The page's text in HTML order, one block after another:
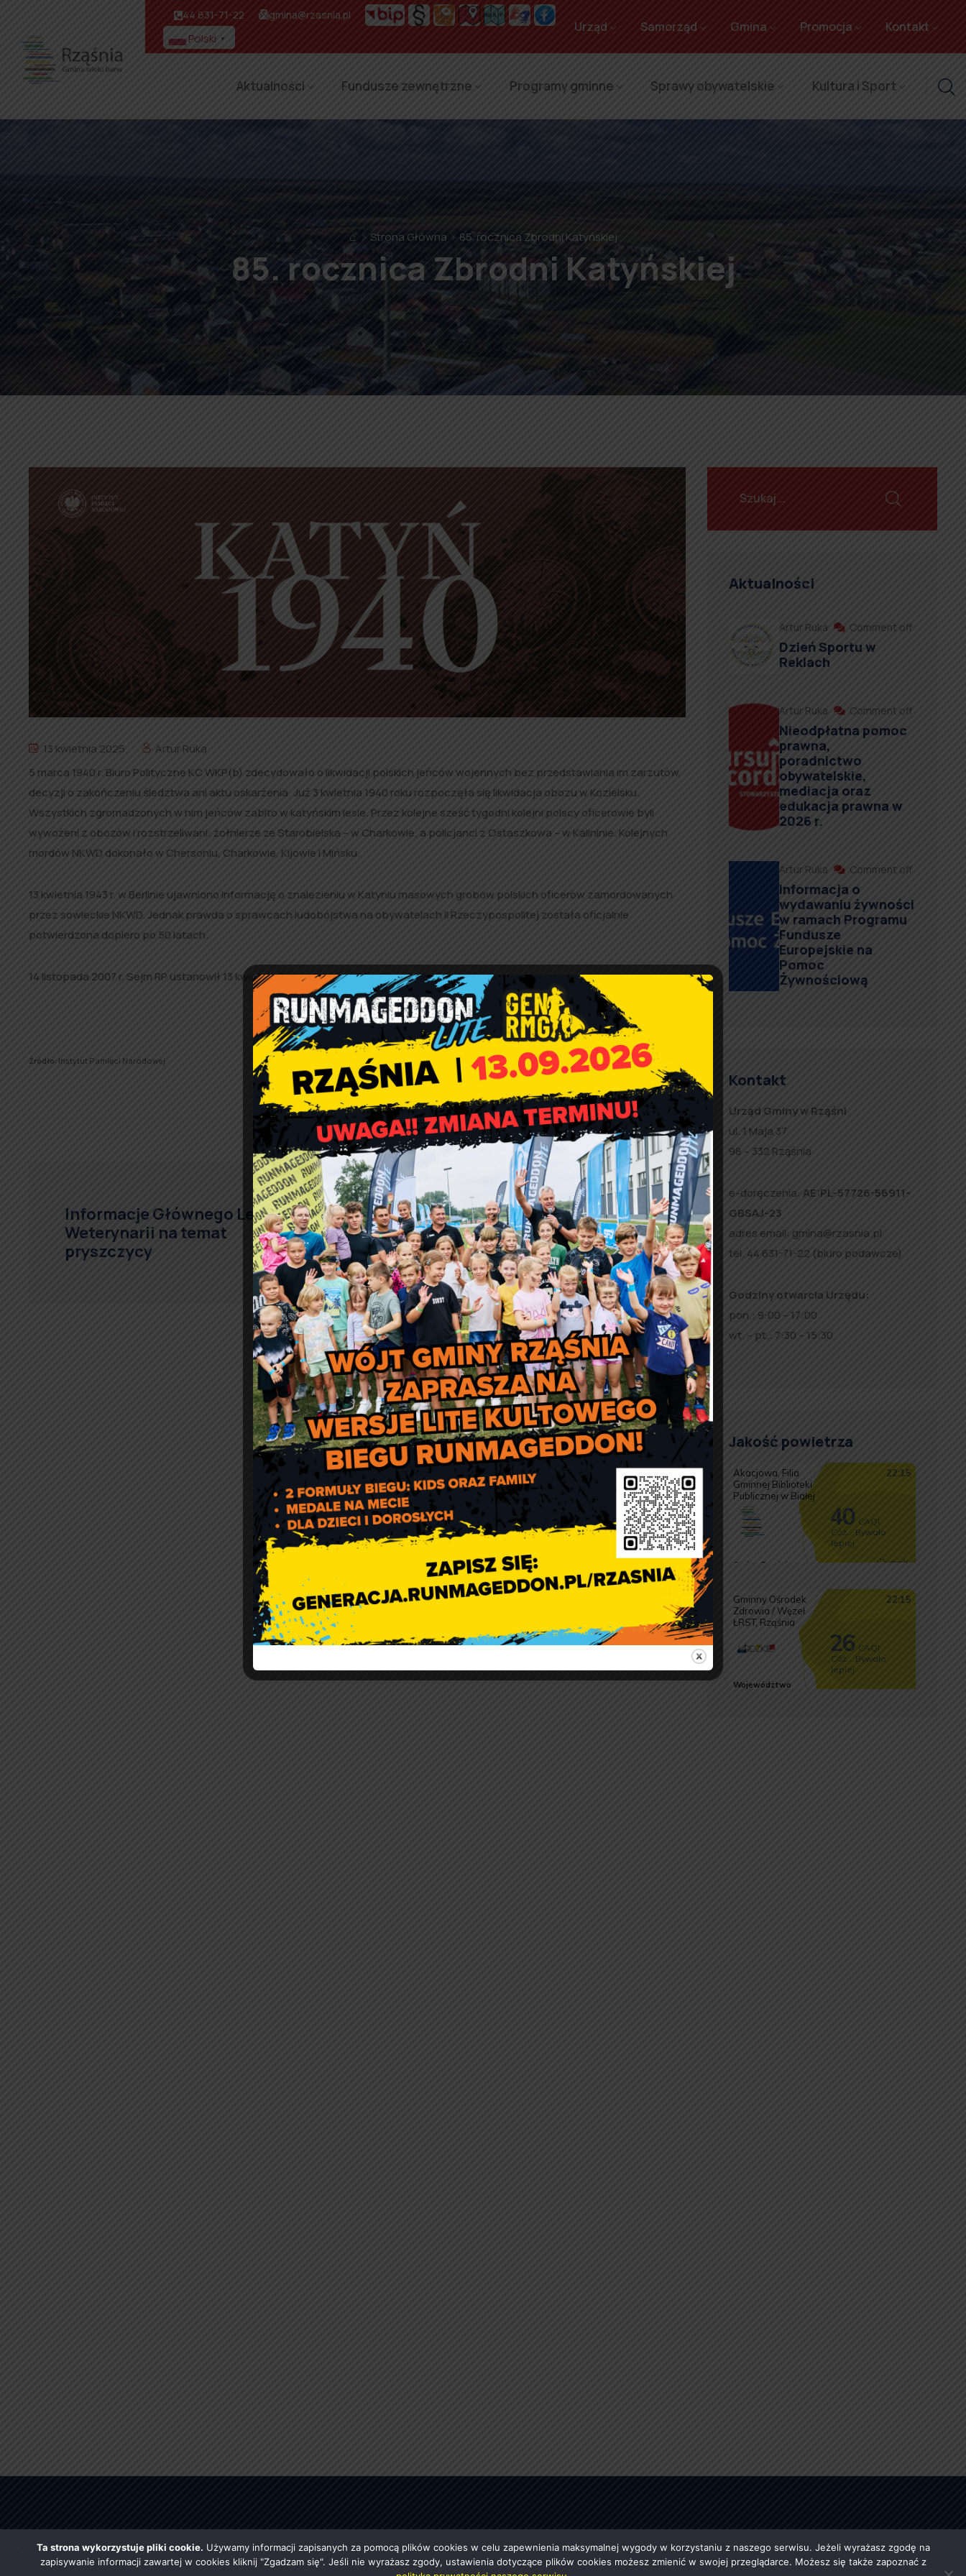
44 631-71-22 gmina@rzasnia.pl
Polski ▼
Urząd Samorząd Gmina Promocja Kontakt
Aktualności Fundusze zewnętrzne Programy gminne Sprawy obywatelskie Kultura i Sport
⌂ Strona Główna 85. rocznica Zbrodni Katyńskiej
85. rocznica Zbrodni Katyńskiej
13 kwietnia 2025
Artur Ruka
5 marca 1940 r. Biuro Polityczne KC WKP(b) zdecydowało o likwidacji polskich jeńców wojennych bez przedstawiania im zarzutów,
decyzji o zakończeniu śledztwa ani aktu oskarżenia. Już 3 kwietnia 1940 roku rozpoczęła się likwidacja obozu w Kozielsku.
Wszystkich zgromadzonych w nim jeńców zabito w katyńskim lesie. Przez kolejne sześć tygodni kolejni polscy oficerowie byli
wywożeni z obozów i rozstrzeliwani: żołnierze ze Starobielska – w Charkowie, a policjanci z Ostaszkowa – w Kalininie. Kolejnych
mordów NKWD dokonało w Chersoniu, Charkowie, Kijowie i Mińsku.
13 kwietnia 1943 r. w Berlinie ujawniono informację o znalezieniu w Katyniu masowych grobów polskich oficerów zamordowanych
przez sowieckie NKWD. Jednak prawda o sprawcach ludobójstwa na obywatelach II Rzeczypospolitej została oficjalnie
potwierdzona dopiero po 50 latach.
14 listopada 2007 r. Sejm RP ustanowił 13 kwietnia Dniem Pamięci Ofiar Zbrodni Katyńskiej.
Źródło: Instytut Pamięci Narodowej.
Informacje Głównego Lekarza
Weterynarii na temat
pryszczycy
Środki finansowe dla sołectw
„Czyste sołectwo”
Aktualności
Artur Ruka Comment off
Dzień Sportu w
Reklach
Artur Ruka Comment off
Nieodpłatna pomoc
prawna,
poradnictwo
obywatelskie,
mediacja oraz
edukacja prawna w
2026 r.
Artur Ruka Comment off
Informacja o
wydawaniu żywności
w ramach Programu
Fundusze
Europejskie na
Pomoc
Żywnościową
Kontakt
Urząd Gminy w Rząśni
ul. 1 Maja 37
98 – 332 Rząśnia
e-doręczenia: AE:PL-57726-56911-
GBSAJ-23
adres email: gmina@rzasnia.pl
tel. 44 631-71-22 (biuro podawcze)
Godziny otwarcia Urzędu:
pon.: 9:00 – 17:00
wt. – pt.: 7:30 – 15:30
Jakość powietrza
Ta strona wykorzystuje pliki cookie. Używamy informacji zapisanych za pomocą plików cookies w celu zapewnienia maksymalnej wygody w korzystaniu z naszego serwisu. Jeżeli wyrażasz zgodę na
zapisywanie informacji zawartej w cookies kliknij "Zgadzam się". Jeśli nie wyrażasz zgody, ustawienia dotyczące plików cookies możesz zmienić w swojej przeglądarce. Możesz się także zapoznać z